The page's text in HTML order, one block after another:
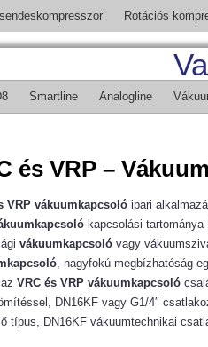
Rotációs
Smartline Analogline
és VRP –
VRP vákuumkapcsoló ipari
kapcsolási
vákuumkapcsoló vagy
, nagyfokú megbízhatóság
VRC és VRP vákuumkapcsoló
DN16KF vagy G1/4″
típus, DN16KF vákuumtechnikai